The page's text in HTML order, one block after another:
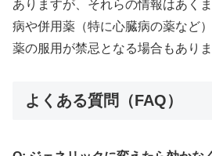
ありますが、それらの情報はあく
病や併用薬（特に心臓病の薬など
薬の服用が禁忌となる場合もありま
よくある質問（FAQ）